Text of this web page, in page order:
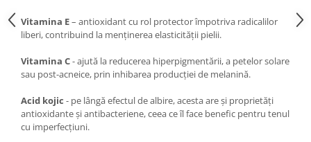
Vitamina E– antioxidant cu rol protector împotriva radicalilor
liberi, contribuind la menținerea elasticității pielii.
Vitamina C- ajută la reducerea hiperpigmentării, a petelor solare
sau post-acneice, prin inhibarea producției de melanină.
Acid kojic - pe lângă efectul de albire, acesta are și proprietăți
antioxidante și antibacteriene, ceea ce îl face benefic pentru tenul
cu imperfecțiuni.